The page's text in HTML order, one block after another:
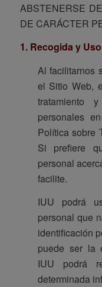
ABSTENERSE
DE CARÁCTER
1. Recogida y
Al facilitarnos
el Sitio Web,
tratamiento
personales
Política sobre
Si prefiere
personal
facilite.
IUU podrá
personal que
identificación
puede ser la
IUU podrá
determinada